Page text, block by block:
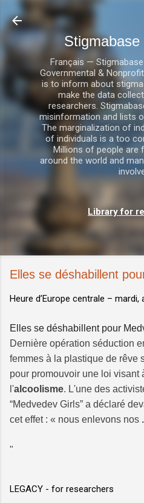
Français —
Governmental &
is to inform about
make the data
researchers.
misinformation and lists
The marginalization of
of individuals is a too
Millions of people are
around the world and
Library for
Elles se déshabillent
Heure d’Europe centrale – mardi,
Elles se déshabillent pour
Dernière opération séduction
femmes à la plastique de rêve
pour promouvoir une loi visant
l'alcoolisme. L'une des
“Medvedev Girls” a déclaré
cet effet : « nous enlevons nos
"
LEGACY - for researchers